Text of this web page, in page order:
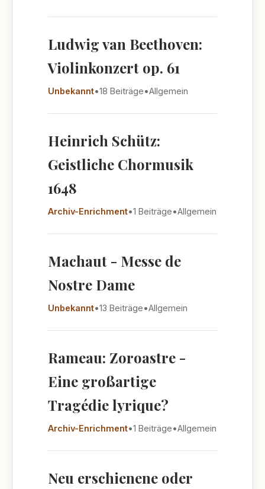
Ludwig van Beethoven:
Violinkonzert op. 61
Unbekannt•18 Beiträge•Allgemein
Heinrich Schütz:
Geistliche Chormusik
1648
Archiv-Enrichment•1 Beiträge•Allgemein
Machaut - Messe de
Nostre Dame
Unbekannt•13 Beiträge•Allgemein
Rameau: Zoroastre -
Eine großartige
Tragédie lyrique?
Archiv-Enrichment•1 Beiträge•Allgemein
Neu erschienene oder